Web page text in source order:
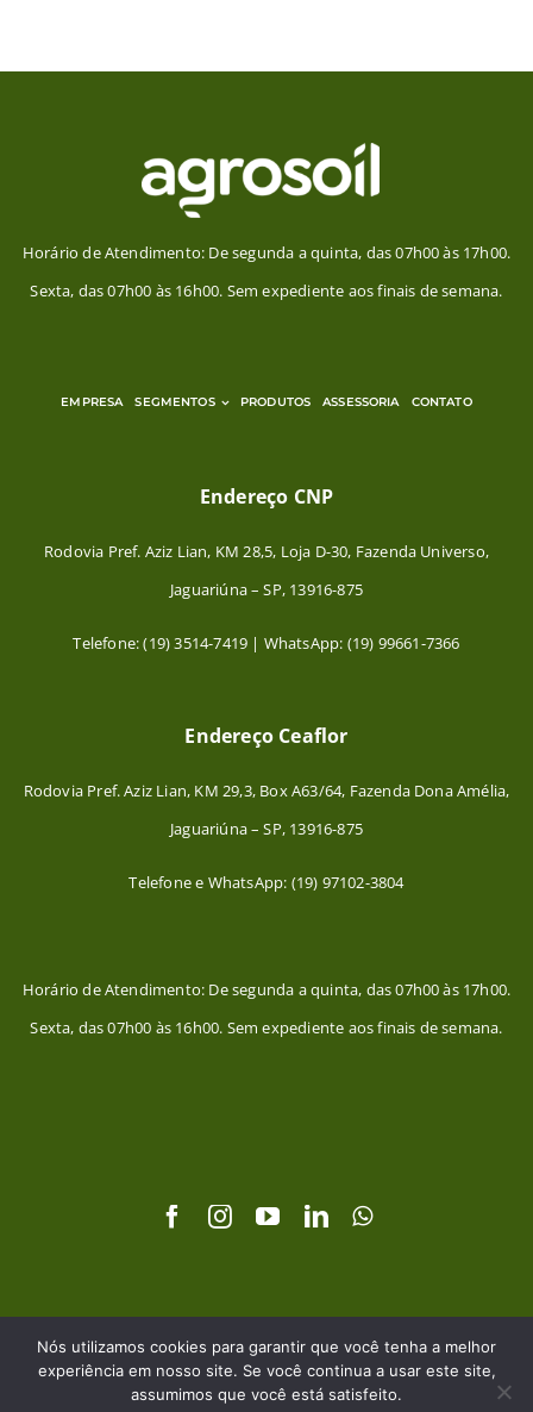
Horário de Atendimento: De segunda a quinta, das 07h00 às 17h00.
Sexta, das 07h00 às 16h00. Sem expediente aos finais de semana.
EMPRESA SEGMENTOS PRODUTOS ASSESSORIA CONTATO
Endereço CNP
Rodovia Pref. Aziz Lian, KM 28,5, Loja D-30, Fazenda Universo,
Jaguariúna – SP, 13916-875
Telefone: (19) 3514-7419 | WhatsApp: (19) 99661-7366
Endereço Ceaflor
Rodovia Pref. Aziz Lian, KM 29,3, Box A63/64, Fazenda Dona Amélia,
Jaguariúna – SP, 13916-875
Telefone e WhatsApp: (19) 97102-3804
Horário de Atendimento: De segunda a quinta, das 07h00 às 17h00.
Sexta, das 07h00 às 16h00. Sem expediente aos finais de semana.
© Copyright 2026 | Desenvolvido porVisu Digital| Todos os
Direitos Reservados
Nós utilizamos cookies para garantir que você tenha a melhor
experiência em nosso site. Se você continua a usar este site,
assumimos que você está satisfeito.